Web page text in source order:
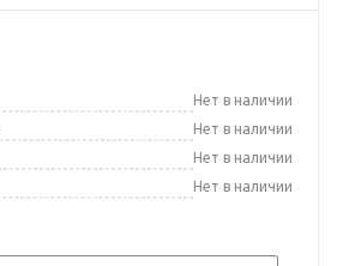
Нет в наличии
Нет в наличии
Нет в наличии
Нет в наличии